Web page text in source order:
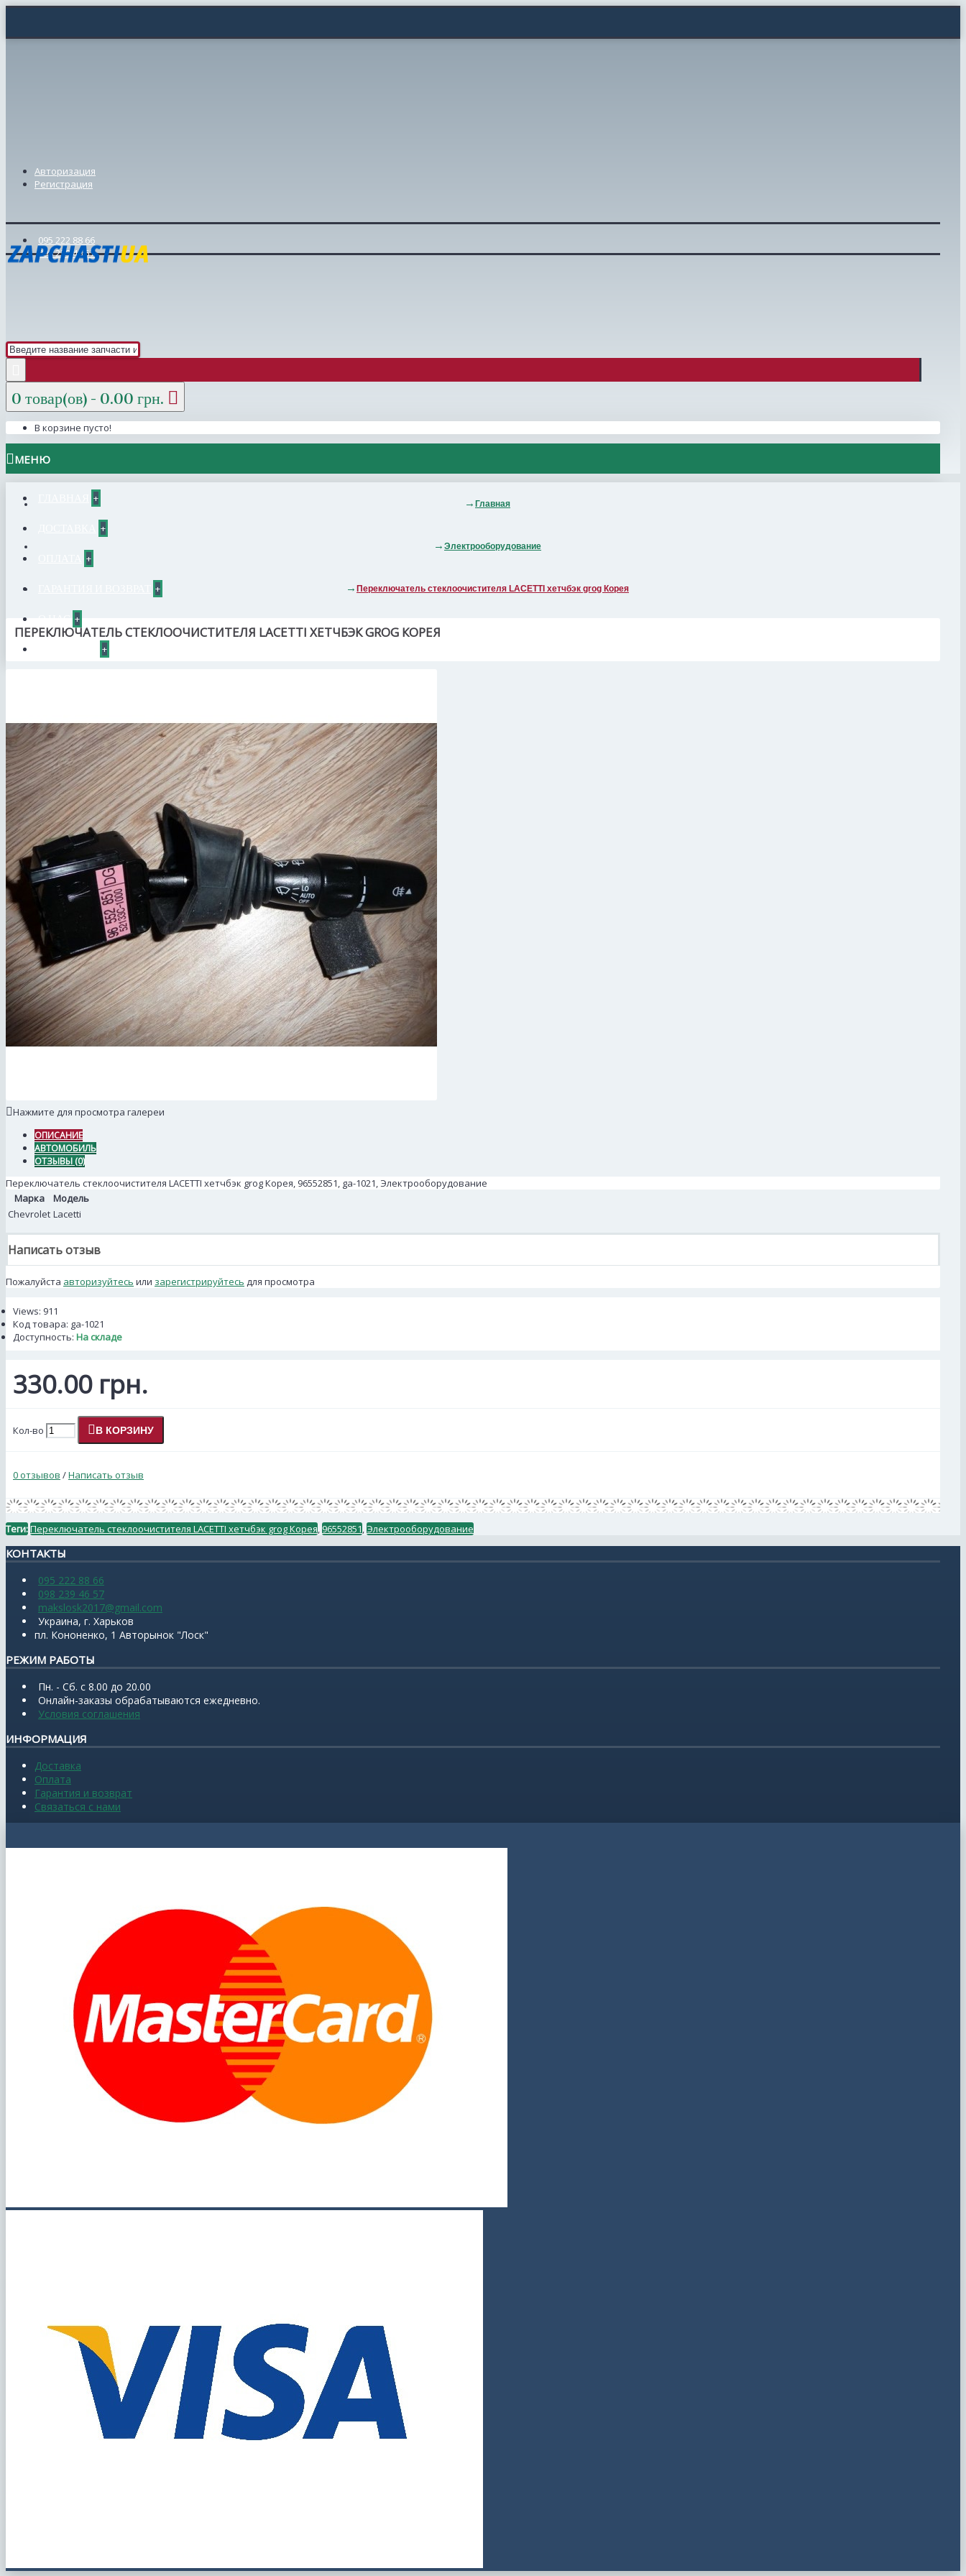
Авторизация
Регистрация
095 222 88 66
098 239 46 57
0 товар(ов) - 0.00 грн.
В корзине пусто!
МЕНЮ
+
+
+
+
+
+
Главная
Электрооборудование
Переключатель стеклоочистителя LACETTI хетчбэк grog Корея
ПЕРЕКЛЮЧАТЕЛЬ СТЕКЛООЧИСТИТЕЛЯ LACETTI ХЕТЧБЭК GROG КОРЕЯ
Нажмите для просмотра галереи
ОПИСАНИЕ
АВТОМОБИЛЬ
ОТЗЫВЫ (0)
Переключатель стеклоочистителя LACETTI хетчбэк grog Корея, 96552851, ga-1021, Электрооборудование
Марка
Модель
Chevrolet Lacetti
Написать отзыв
Пожалуйста авторизуйтесь или зарегистрируйтесь для просмотра
Views: 911
Код товара: ga-1021
Доступность: На складе
330.00 грн.
Кол-во В КОРЗИНУ
0 отзывов /Написать отзыв
Теги:Переключатель стеклоочистителя LACETTI хетчбэк grog Корея, 96552851, Электрооборудование
КОНТАКТЫ
095 222 88 66
098 239 46 57
makslosk2017@gmail.com
Украина, г. Харьков
пл. Кононенко, 1 Авторынок "Лоск"
РЕЖИМ РАБОТЫ
Пн. - Сб. с 8.00 до 20.00
Онлайн-заказы обрабатываются ежедневно.
Условия соглашения
ИНФОРМАЦИЯ
Доставка
Оплата
Гарантия и возврат
Связаться с нами